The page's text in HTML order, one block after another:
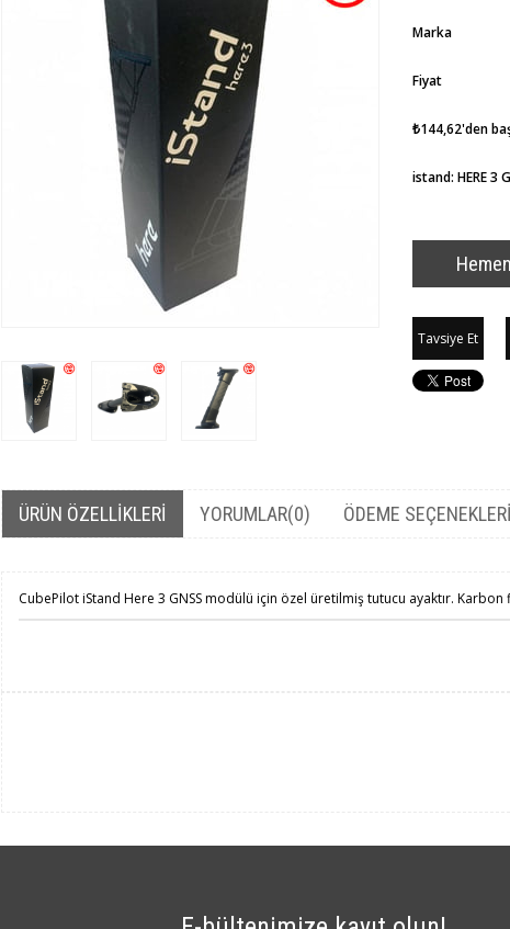
Marka
Fiyat
₺144,62'den
istand: HERE 3
Tavsiye Et
ÜRÜN ÖZELLIKLERI YORUMLAR(0) ÖDEME SEÇENEKLERI
CubePilot iStand Here 3 GNSS modülü için özel üretilmiş tutucu ayaktır.